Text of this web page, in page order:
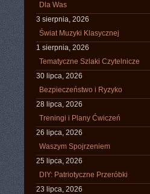
Dla Was
3 sierpnia, 2026
Świat Muzyki Klasycznej
1 sierpnia, 2026
Tematyczne Szlaki Czytelnicze
30 lipca, 2026
Bezpieczeństwo i Ryzyko
28 lipca, 2026
Treningi i Plany Ćwiczeń
26 lipca, 2026
Waszym Spojrzeniem
25 lipca, 2026
DIY: Patriotyczne Przeróbki
23 lipca, 2026